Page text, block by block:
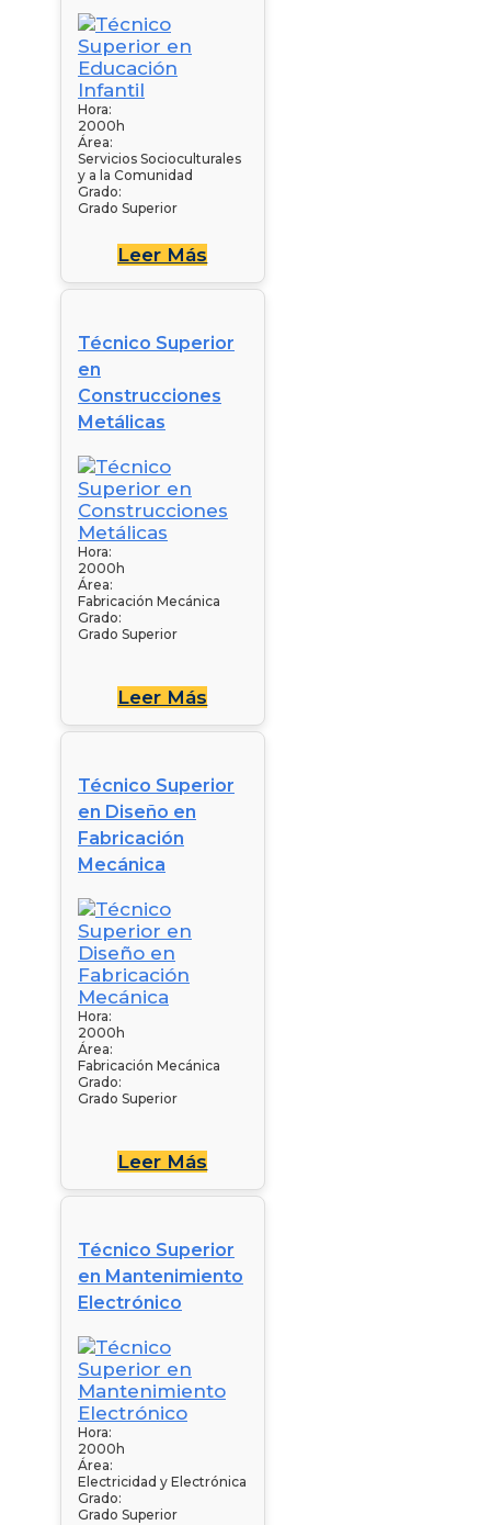
Hora:
2000h
Área:
Servicios Socioculturales
y a la Comunidad
Grado:
Grado Superior
Leer Más
Técnico Superior
en
Construcciones
Metálicas
Hora:
2000h
Área:
Fabricación Mecánica
Grado:
Grado Superior
Leer Más
Técnico Superior
en Diseño en
Fabricación
Mecánica
Hora:
2000h
Área:
Fabricación Mecánica
Grado:
Grado Superior
Leer Más
Técnico Superior
en Mantenimiento
Electrónico
Hora:
2000h
Área:
Electricidad y Electrónica
Grado:
Grado Superior